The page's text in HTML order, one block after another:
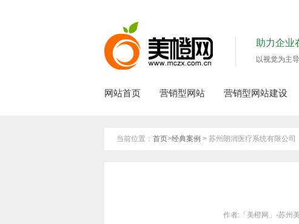
助力企业
以视觉为主
网站首页 营销型网站 营销型网站建设
当前位置： 首页>经典案例 > 苏州朗润医疗系统有限公司
作者:「美橙网」-苏州